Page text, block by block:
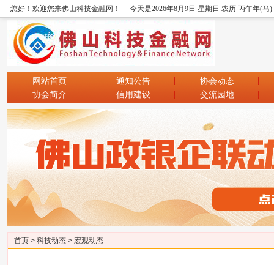
您好！欢迎您来佛山科技金融网！ 今天是2026年8月9日 星期日 农历 丙午年(马
网站首页 通知公告
协会动态
协会简介
信用建设 交流园地
首页 > 科技动态 > 宏观动态